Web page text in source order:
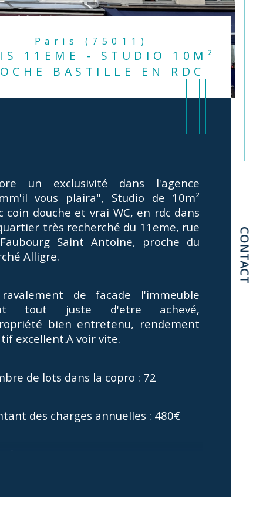
CONTACT
Paris (75011)
11EME - STUDIO 10M²
BASTILLE EN RDC
Valeurs
un exclusivité dans l'agence
vous plaira", Studio de 10m²
coin douche et vrai WC, en rdc dans
très recherché du 11eme, rue
Saint Antoine, proche du
Alligre.
de facade l'immeuble
tout juste d'etre achevé,
bien entretenu, rendement
excellent.A voir vite.
de lots dans la copro : 72
des charges annuelles : 480€